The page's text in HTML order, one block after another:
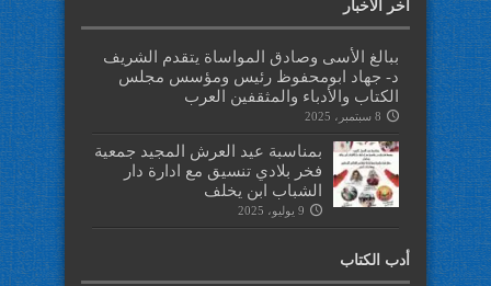
آخر الأخبار
ببالغ الأسى وصادق المواساة يتقدم الشريف
د- جهاد ابومحفوظ رئيس ومؤسس مجلس
الكتاب والأدباء والمثقفين العرب
8 سبتمبر، 2025
بمناسبة عيد العرش المجيد جمعية
فخر بلادي تنسيق مع ادارة دار
الشباب ابن يخلف
9 يوليو، 2025
أدب الكتاب